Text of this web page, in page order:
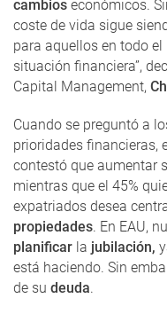
cambios económicos.
coste de vida sigue
para aquellos en todo el
situación financiera”,
Capital Management,
Cuando se preguntó a
prioridades financieras,
contestó que aumentar
mientras que el 45%
expatriados desea
propiedades. En EAU,
planificar la jubilación,
está haciendo. Sin
de su deuda.